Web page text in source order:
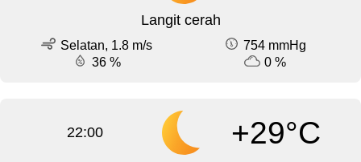
Langit cerah
Selatan, 1.8 m/s
754 mmHg
36 %
0 %
22:00 +29°C